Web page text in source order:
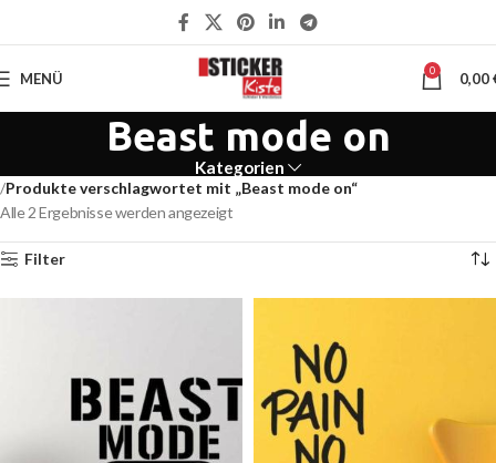
MENÜ 0 0,00
Beast mode on
Kategorien
Produkte verschlagwortet mit „Beast mode on“
Alle 2 Ergebnisse werden angezeigt
Filter